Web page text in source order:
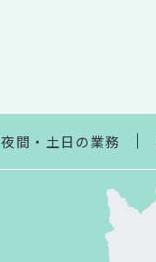
夜間・土日の業務